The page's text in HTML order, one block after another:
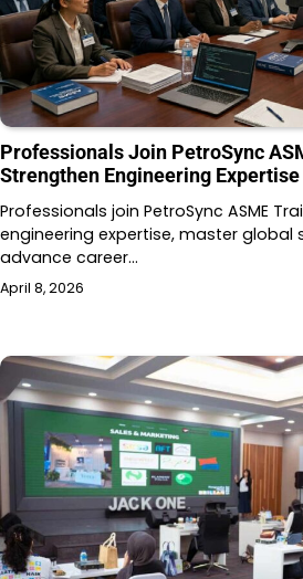
Professionals Join PetroSync
Strengthen Engineering Expertise
Professionals join PetroSync ASME
engineering expertise, master global
advance career…
April 8, 2026